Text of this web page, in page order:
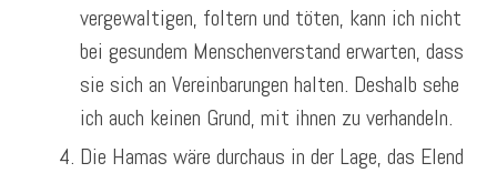
vergewaltigen, foltern und töten, kann ich nicht
bei gesundem Menschenverstand erwarten, dass
sie sich an Vereinbarungen halten. Deshalb sehe
ich auch keinen Grund, mit ihnen zu verhandeln.
Die Hamas wäre durchaus in der Lage, das Elend